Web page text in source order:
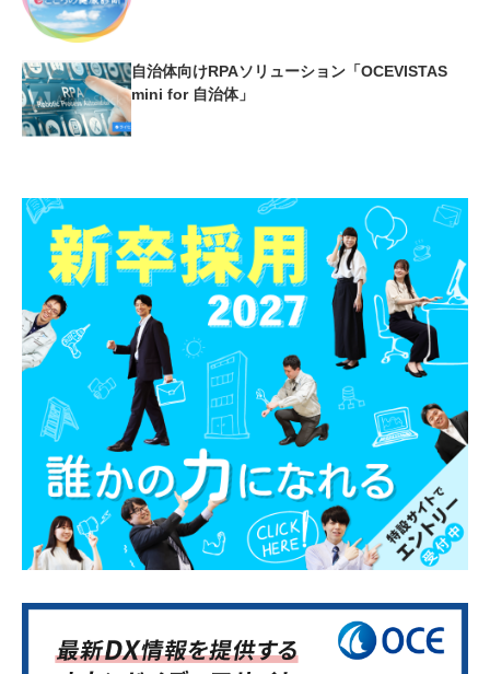
自治体向けRPAソリューション「OCEVISTAS
mini for 自治体」